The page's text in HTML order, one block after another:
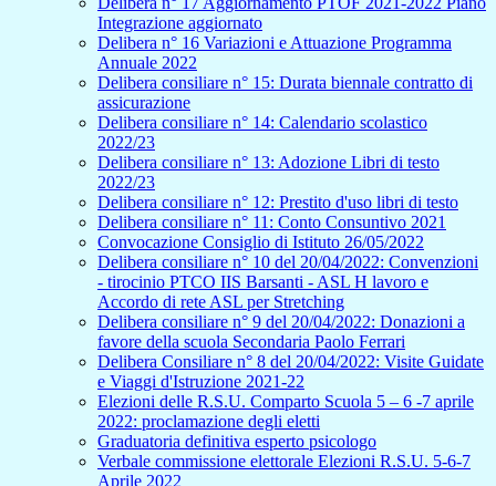
Integrazione aggiornato
Delibera n° 16 Variazioni e Attuazione Programma
Annuale 2022
Delibera consiliare n° 15: Durata biennale contratto di
assicurazione
Delibera consiliare n° 14: Calendario scolastico
2022/23
Delibera consiliare n° 13: Adozione Libri di testo
2022/23
Delibera consiliare n° 12: Prestito d'uso libri di testo
Delibera consiliare n° 11: Conto Consuntivo 2021
Convocazione Consiglio di Istituto 26/05/2022
Delibera consiliare n° 10 del 20/04/2022: Convenzioni
- tirocinio PTCO IIS Barsanti - ASL H lavoro e
Accordo di rete ASL per Stretching
Delibera consiliare n° 9 del 20/04/2022: Donazioni a
favore della scuola Secondaria Paolo Ferrari
Delibera Consiliare n° 8 del 20/04/2022: Visite Guidate
e Viaggi d'Istruzione 2021-22
Elezioni delle R.S.U. Comparto Scuola 5 – 6 -7 aprile
2022: proclamazione degli eletti
Graduatoria definitiva esperto psicologo
Verbale commissione elettorale Elezioni R.S.U. 5-6-7
Aprile 2022